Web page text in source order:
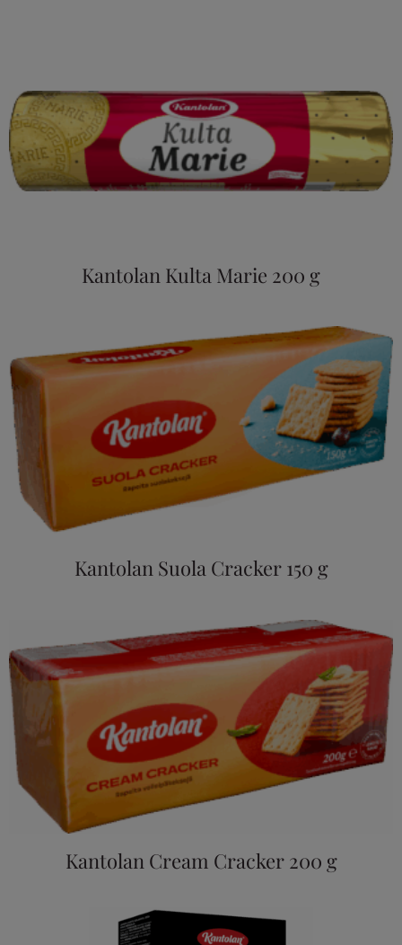
Kantolan Kulta Marie 200 g
Kantolan Suola Cracker 150 g
Kantolan Cream Cracker 200 g